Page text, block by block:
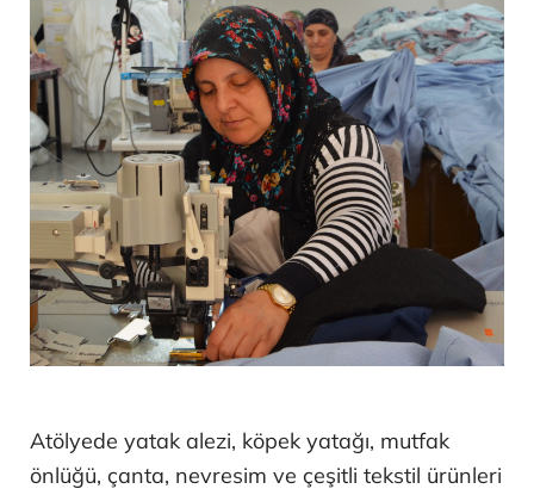
Atölyede yatak alezi, köpek yatağı, mutfak
önlüğü, çanta, nevresim ve çeşitli tekstil ürünleri